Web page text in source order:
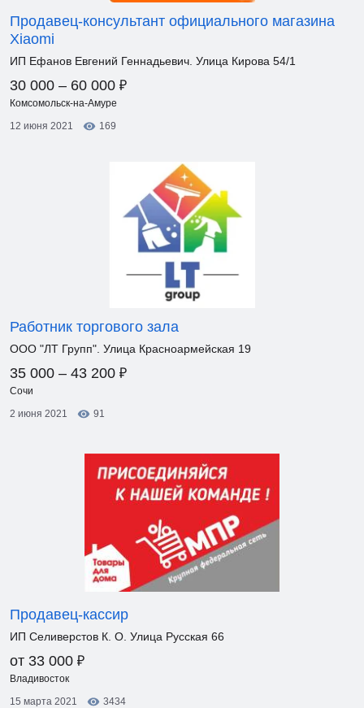
Продавец-консультант официального магазина
Xiaomi
ИП Ефанов Евгений Геннадьевич. Улица Кирова 54/1
30 000 – 60 000 ₽
Комсомольск-на-Амуре
12 июня 2021
169
Работник торгового зала
ООО "ЛТ Групп". Улица Красноармейская 19
35 000 – 43 200 ₽
Сочи
2 июня 2021
91
Продавец-кассир
ИП Селиверстов К. О. Улица Русская 66
от 33 000 ₽
Владивосток
15 марта 2021
3434